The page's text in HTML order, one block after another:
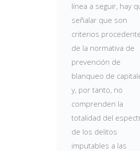
línea a seguir, hay
señalar que son
criterios
de la normativa de
prevención de
blanqueo de
y, por tanto, no
comprenden la
totalidad del
de los delitos
imputables a las